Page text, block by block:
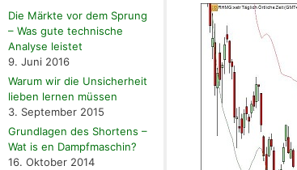
Die Märkte vor dem Sprung
– Was gute technische
Analyse leistet
9. Juni 2016
Warum wir die Unsicherheit
lieben lernen müssen
3. September 2015
Grundlagen des Shortens –
Wat is en Dampfmaschin?
16. Oktober 2014